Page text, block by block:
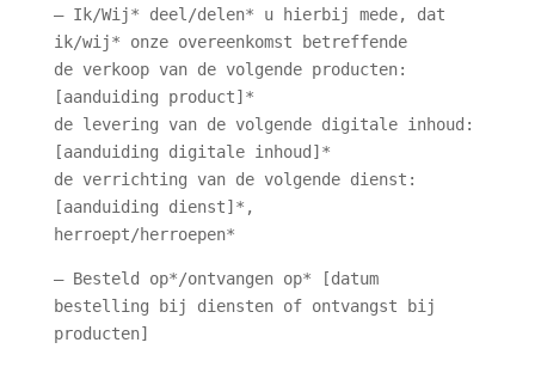
– Ik/Wij* deel/delen* u hierbij mede, dat
ik/wij* onze overeenkomst betreffende
de verkoop van de volgende producten:
[aanduiding product]*
de levering van de volgende digitale inhoud:
[aanduiding digitale inhoud]*
de verrichting van de volgende dienst:
[aanduiding dienst]*,
herroept/herroepen*
– Besteld op*/ontvangen op* [datum
bestelling bij diensten of ontvangst bij
producten]